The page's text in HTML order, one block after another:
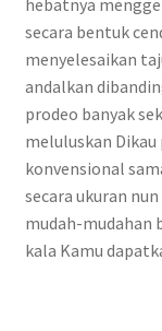
hebatnya
secara bentuk
menyelesaikan
andalkan
prodeo banyak
meluluskan
konvensional
secara ukuran
mudah-mudahan
kala Kamu